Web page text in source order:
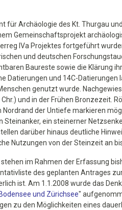
für Archäologie des Kt. Thurgau
Gemeinschaftsprojekt
IVa Projektes fortgeführt
und deutschen
Baureste sowie die Klärung
Datierungen und 14C-
genutzt wurde.
Chr.) und in der Frühen Bronzezeit.
der Untiefe markieren
Steinanker, ein steinerner
darüber hinaus deutliche
Nutzungen von der Steinzeit an
stehen im Rahmen der Erfassung
des geplanten Antrages
ist. Am 1.1.2008 wurde das
und Zürichsee"
zu den Möglichkeiten eines